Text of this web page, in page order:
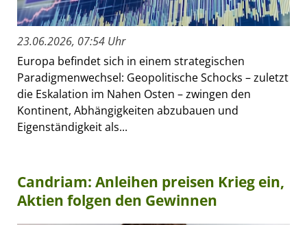
23.06.2026, 07:54 Uhr
Europa befindet sich in einem strategischen
Paradigmenwechsel: Geopolitische Schocks – zuletzt
die Eskalation im Nahen Osten – zwingen den
Kontinent, Abhängigkeiten abzubauen und
Eigenständigkeit als...
Candriam: Anleihen preisen Krieg ein,
Aktien folgen den Gewinnen